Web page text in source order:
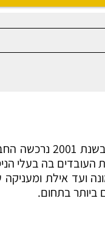
משנת 1996 החלה
אילת ומעניקה
ביותר בתחום.